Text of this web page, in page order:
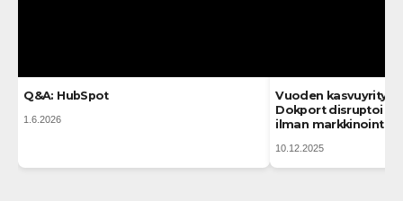
Q&A: HubSpot
1.6.2026
Vuoden kasvuyritys
Dokport disruptoi
ilman
10.12.2025